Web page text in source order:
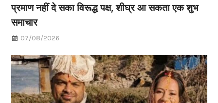
प्रमाण नहीं दे सका विरूद्ध पक्ष, शीघ्र आ सकता एक शुभ
समाचार
07/08/2026